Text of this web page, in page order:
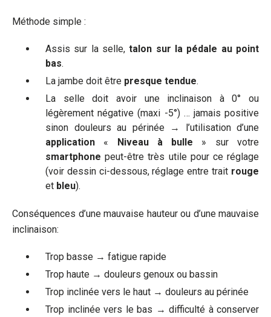
Méthode simple :
Assis sur la selle,talon sur la pédale au point
bas.
La jambe doit être presque tendue.
La selle doit avoir une inclinaison à 0° ou
légèrement négative (maxi -5°) … jamais positive
sinon douleurs au périnée → l’utilisation d’une
application « Niveau à bulle » sur votre
smartphone peut-être très utile pour ce réglage
(voir dessin ci-dessous, réglage entre trait rouge
et bleu).
Conséquences d’une mauvaise hauteur ou d’une mauvaise
inclinaison:
Trop basse → fatigue rapide
Trop haute → douleurs genoux ou bassin
Trop inclinée vers le haut → douleurs au périnée
Trop inclinée vers le bas → difficulté à conserver